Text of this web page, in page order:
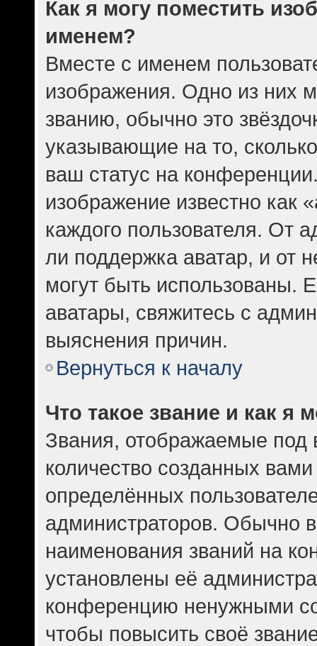
Как я могу поместить
именем?
Вместе с именем
изображения. Одно из них
званию, обычно это
указывающие на то,
ваш статус на
изображение известно как
каждого пользователя. От
ли поддержка аватар, и от
могут быть использованы.
аватары, свяжитесь с
выяснения причин.
Вернуться к началу
Что такое звание и как я
Звания, отображаемые
количество созданных
определённых
администраторов. Обычно
наименования званий на
установлены её
конференцию ненужными
чтобы повысить своё